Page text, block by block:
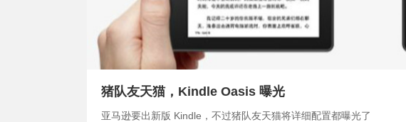
猪队友天猫，Kindle Oasis 曝光
亚马逊要出新版 Kindle，不过猪队友天猫将详细配置都曝光了